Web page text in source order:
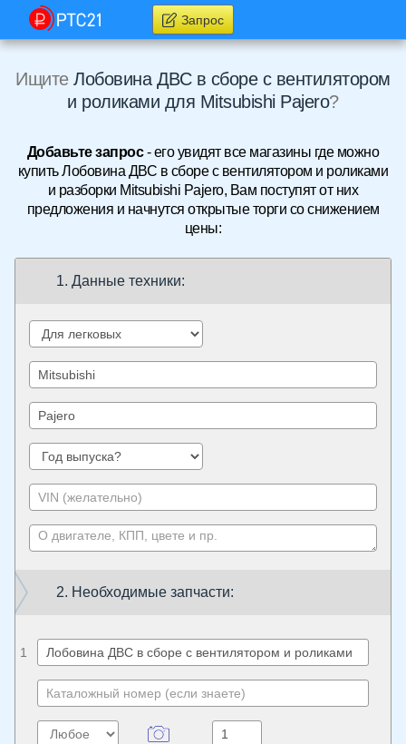
Запрос
ИщитеЛобовина ДВС в сборе с вентилятором
и роликами для Mitsubishi Pajero?
Добавьте запрос- его увидят все магазины где можно
купить Лобовина ДВС в сборе с вентилятором и роликами
и разборки Mitsubishi Pajero, Вам поступят от них
предложения и начнутся открытые торги со снижением
цены:
1. Данные техники:
2. Необходимые запчасти:
1